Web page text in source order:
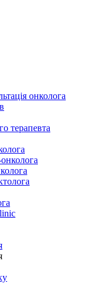
онколога
терапевта